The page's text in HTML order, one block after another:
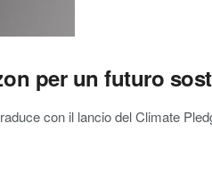
per un futuro
con il lancio del Climate